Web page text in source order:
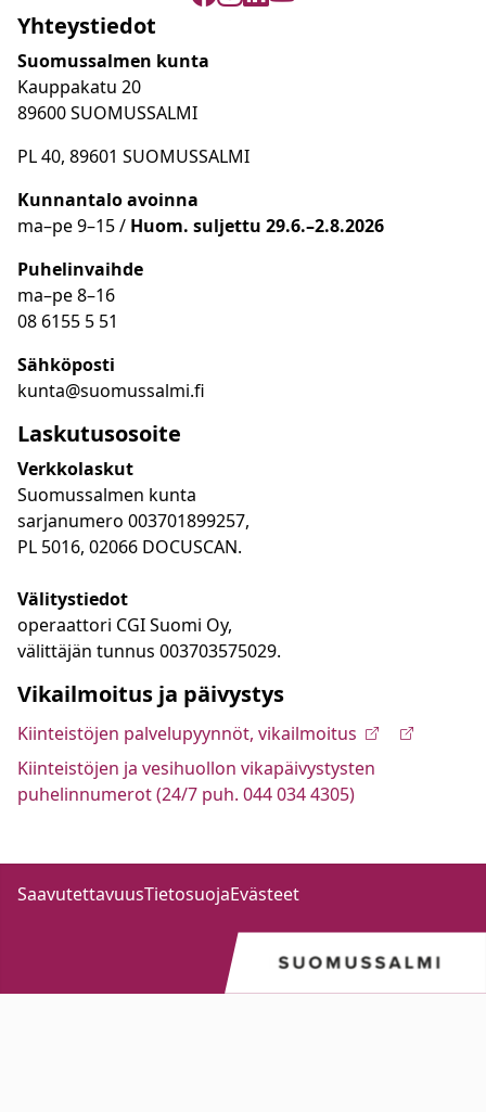
Yhteystiedot
Suomussalmen kunta
Kauppakatu 20
89600 SUOMUSSALMI
PL 40, 89601 SUOMUSSALMI
Kunnantalo avoinna
ma–pe 9–15 / Huom. suljettu 29.6.–2.8.2026
Puhelinvaihde
ma–pe 8–16
08 6155 5 51
Sähköposti
kunta@suomussalmi.fi
Laskutusosoite
Verkkolaskut
Suomussalmen kunta
sarjanumero 003701899257,
PL 5016, 02066 DOCUSCAN.
Välitystiedot
operaattori CGI Suomi Oy,
välittäjän tunnus 003703575029.
Vikailmoitus ja päivystys
Kiinteistöjen palvelupyynnöt, vikailmoitus
Kiinteistöjen ja vesihuollon vikapäivystysten
puhelinnumerot (24/7 puh. 044 034 4305)
SaavutettavuusTietosuojaEvästeet